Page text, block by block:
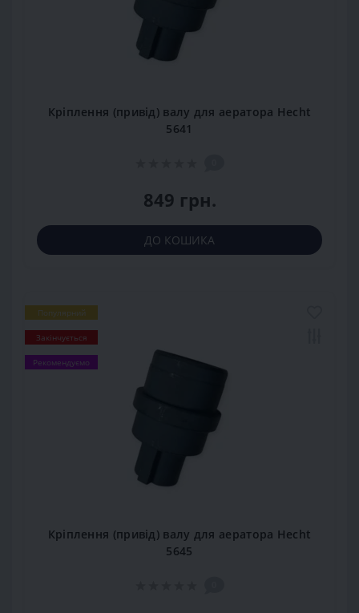
Кріплення (привід) валу для аератора Hecht
5641
849 грн.
ДО КОШИКА
Популярний
Закінчується
Рекомендуємо
Кріплення (привід) валу для аератора Hecht
5645